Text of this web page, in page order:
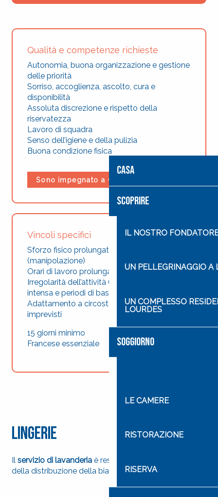
CASA
SCOPRIRE
IL NOSTRO
UN PELLEGRINAGGIO A
UN COMPLESSO
LOURDES
SOGGIORNO
LE CAMERE
RISTORAZIONE
RISERVA
Qualità e competenze richieste
Autonomia, buona organizzazione e gestione
delle priorità
Sorriso, accoglienza, ascolto, cura e
disponibilità
Assoluta discrezione e rispetto della
riservatezza
Lavoro di squadra
Senso dell’igiene e della pulizia
Buona condizione fisica
Sono impegnato a Cité Saint-Pierre
Vincoli specifici
Sforzo fisico prolungato e ripetitivo
(manipolazione)
Orari di lavoro prolungati
Irregolarità dell’attività (periodi di attività
intensa e periodi di bassa attività)
Adattamento a circostanze e cambiamenti
imprevisti
15 giorni minimo
Francese essenziale
Lingerie
Il servizio di lavanderia è responsabile del lavaggio e
della distribuzione della biancheria a tutti i reparti.